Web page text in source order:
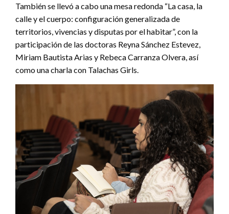
También se llevó a cabo una mesa redonda “La casa, la
calle y el cuerpo: configuración generalizada de
territorios, vivencias y disputas por el habitar”, con la
participación de las doctoras Reyna Sánchez Estevez,
Miriam Bautista Arias y Rebeca Carranza Olvera, así
como una charla con Talachas Girls.